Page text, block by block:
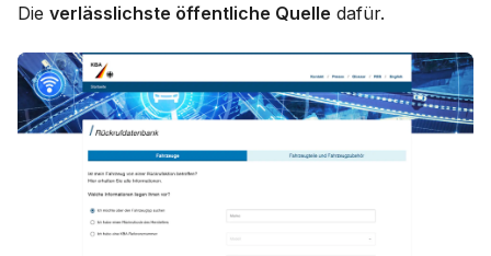
Die verlässlichste öffentliche Quelle dafür.